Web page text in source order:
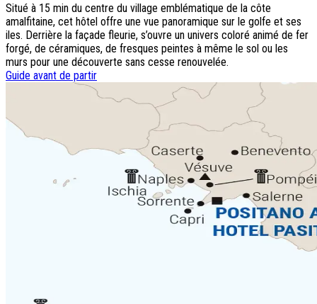
Situé à 15 min du centre du village emblématique de la côte
amalfitaine, cet hôtel offre une vue panoramique sur le golfe et ses
iles. Derrière la façade fleurie, s’ouvre un univers coloré animé de fer
forgé, de céramiques, de fresques peintes à même le sol ou les
murs pour une découverte sans cesse renouvelée.
Guide avant de partir